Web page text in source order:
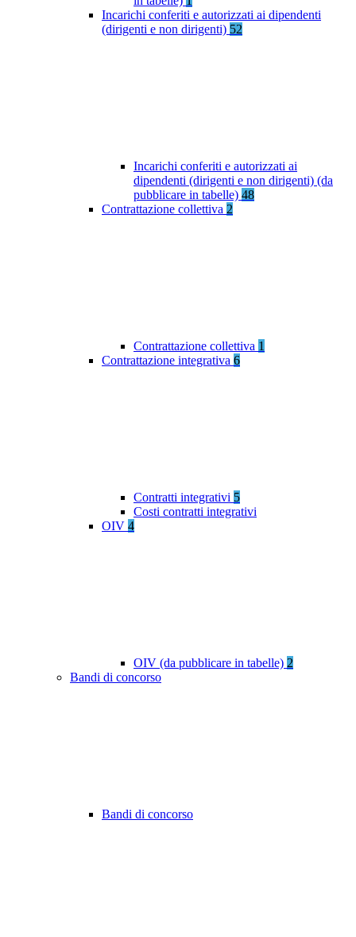
Incarichi conferiti e autorizzati ai dipendenti
(dirigenti e non dirigenti) 52
Incarichi conferiti e autorizzati ai
dipendenti (dirigenti e non dirigenti) (da
pubblicare in tabelle) 48
Contrattazione collettiva 2
Contrattazione collettiva 1
Contrattazione integrativa 6
Contratti integrativi 5
Costi contratti integrativi
OIV 4
OIV (da pubblicare in tabelle) 2
Bandi di concorso
Bandi di concorso